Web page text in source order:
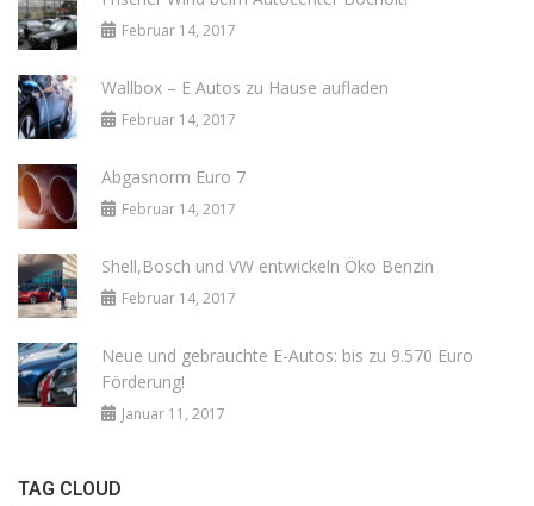
Februar 14, 2017
Wallbox – E Autos zu Hause aufladen
Februar 14, 2017
Abgasnorm Euro 7
Februar 14, 2017
Shell,Bosch und VW entwickeln Öko Benzin
Februar 14, 2017
Neue und gebrauchte E-Autos: bis zu 9.570 Euro
Förderung!
Januar 11, 2017
TAG CLOUD